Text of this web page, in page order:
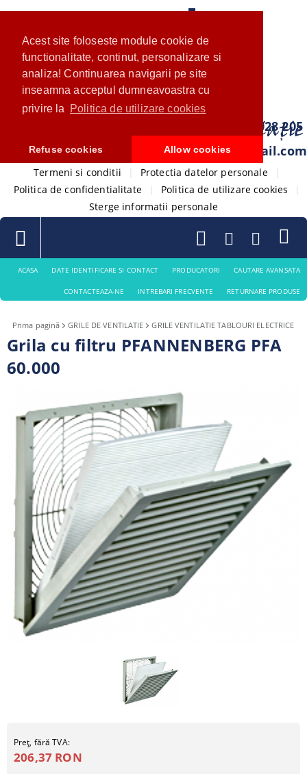
Acest site foloseste module cookie de
functionalitate, continut, personalizare si
analiza! Continuarea navigarii pe site
inseamna acceptul dumneavoastra cu
privire la
Politica de utilizare cookies
Refuse cookies Allow cookies
0733 028 205
com.ventistore@gmail.com
Termeni si conditii Protectia datelor personale
Politica de confidentialitate
Politica de utilizare cookies
Sterge informatii personale
ACASA DATE IDENTIFICARE SI CONTACT PRODUCATORI CAUTARE AVANSATA
CONTACTEAZA-NE INTREBARI FRECVENTE RETURNARE PRODUSE
Prima pagină GRILE DE VENTILATIE GRILE VENTILATIE TABLOURI ELECTRICE
Grila cu filtru PFANNENBERG PFA
60.000
Preţ, fără TVA:
206,37 RON